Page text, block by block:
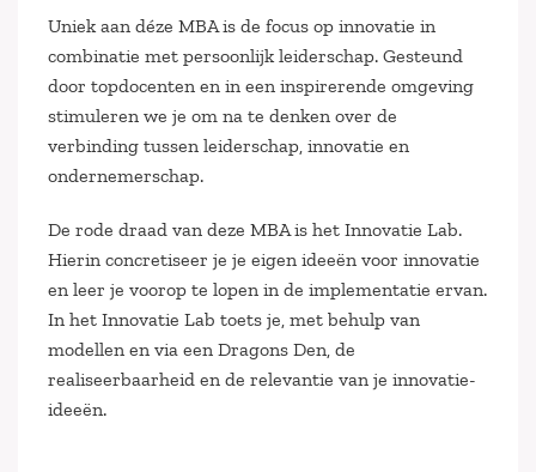
Uniek aan déze MBA is de focus op innovatie in
combinatie met persoonlijk leiderschap. Gesteund
door topdocenten en in een inspirerende omgeving
stimuleren we je om na te denken over de
verbinding tussen leiderschap, innovatie en
ondernemerschap.
De rode draad van deze MBA is het Innovatie Lab.
Hierin concretiseer je je eigen ideeën voor innovatie
en leer je voorop te lopen in de implementatie ervan.
In het Innovatie Lab toets je, met behulp van
modellen en via een Dragons Den, de
realiseerbaarheid en de relevantie van je innovatie-
ideeën.